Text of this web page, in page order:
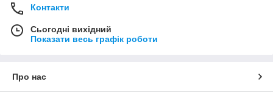
Контакти
Сьогодні вихідний
Показати весь графік роботи
Про нас